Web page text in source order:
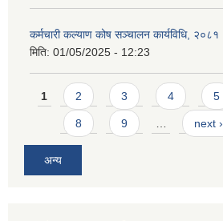
कर्मचारी कल्याण कोष सञ्चालन कार्यविधि, २०८१
मिति: 01/05/2025 - 12:23
Pages
1 2 3 4 5
8 9 next ›
अन्य